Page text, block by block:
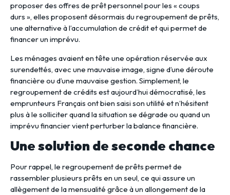
proposer des offres de prêt personnel pour les « coups
durs », elles proposent désormais du regroupement de prêts,
une alternative à l’accumulation de crédit et qui permet de
financer un imprévu.
Les ménages avaient en tête une opération réservée aux
surendettés, avec une mauvaise image, signe d’une déroute
financière ou d’une mauvaise gestion. Simplement, le
regroupement de crédits est aujourd’hui démocratisé, les
emprunteurs Français ont bien saisi son utilité et n’hésitent
plus à le solliciter quand la situation se dégrade ou quand un
imprévu financier vient perturber la balance financière.
Une solution de seconde chance
Pour rappel, le regroupement de prêts permet de
rassembler plusieurs prêts en un seul, ce qui assure un
allègement de la mensualité grâce à un allongement de la